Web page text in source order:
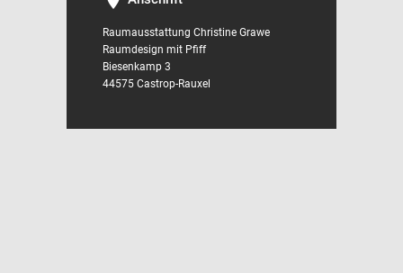
Raumausstattung Christine Grawe
Raumdesign mit Pfiff
Biesenkamp 3
44575 Castrop-Rauxel